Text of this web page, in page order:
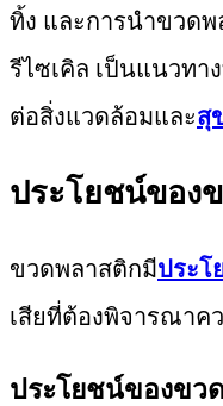
ทิ้ง และการนำขวด
รีไซเคิล เป็นแนวท
ต่อสิ่งแวดล้อมและสุ
ประโยชน์ของ
ขวดพลาสติกมีประ
เสียที่ต้องพิจารณาค
ประโยชน์ของขว